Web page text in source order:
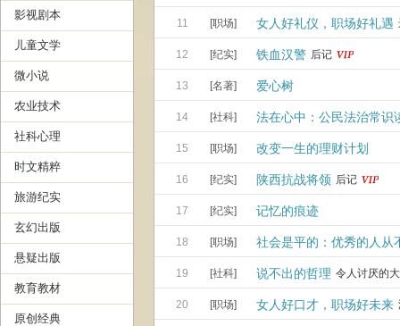
影视剧本
儿童文学
微小说
农业技术
社科心理
时文精粹
旅游纪实
玄幻出版
悬疑出版
教育教材
原创经典
11 [职场] 女人好礼仪，职场好礼遇
12 [纪实] 铁血汉警 后记
13 [名著] 爱心树
14 [社科] 法在心中：公民法治常识
15 [职场] 改变一生的理财计划
16 [纪实] 陕西抗战将领 后记
17 [纪实] 记忆的痕迹
18 [职场] 社会是平的：优秀的人从
19 [社科] 说不出的哲理 令人讨厌的
20 [职场] 女人好口才，职场好未来